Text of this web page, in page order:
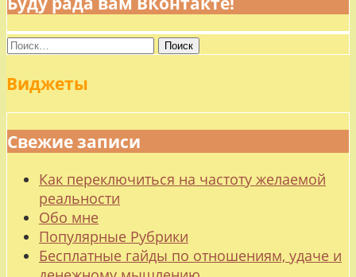
Найти:
Виджеты
Свежие записи
Как переключиться на частоту желаемой
реальности
Обо мне
Популярные Рубрики
Бесплатные гайды по отношениям, удаче и